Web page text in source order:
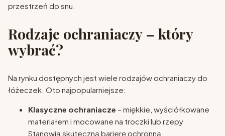
przestrzeń do snu.
Rodzaje ochraniaczy – który
wybrać?
Na rynku dostępnych jest wiele rodzajów ochraniaczy do
łóżeczek. Oto najpopularniejsze:
Klasyczne ochraniacze – miękkie, wyściółkowane
materiałem i mocowane na troczki lub rzepy.
Stanowią skuteczną barierę ochronną.